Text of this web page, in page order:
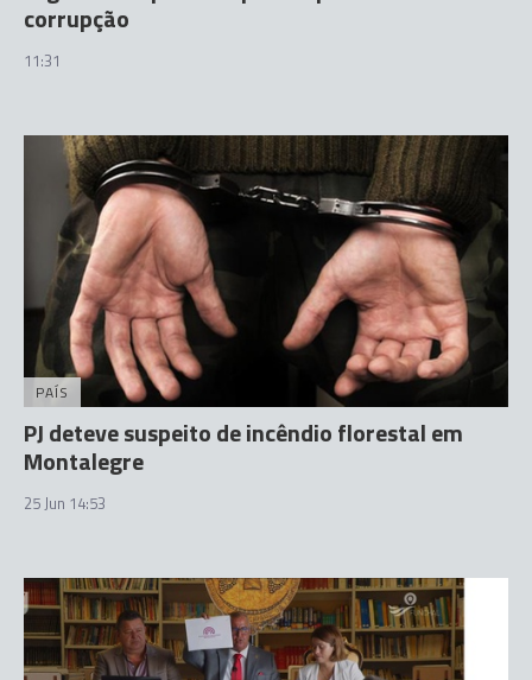
corrupção
11:31
PAÍS
PJ deteve suspeito de incêndio florestal em
Montalegre
25 Jun 14:53